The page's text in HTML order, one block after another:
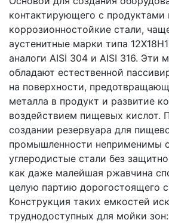
контактирующего с продуктами
коррозионностойкие стали,
аустенитные марки типа
аналоги AISI 304 и AISI 316. Эти
обладают естественной
на поверхности,
металла в продукт и развитие
воздействием пищевых кислот.
создании резервуара для
промышленности неприменимы
углеродистые стали без
как даже малейшая ржавчина
целую партию дорогостоящего
Конструкция таких емкостей
труднодоступных для мойки